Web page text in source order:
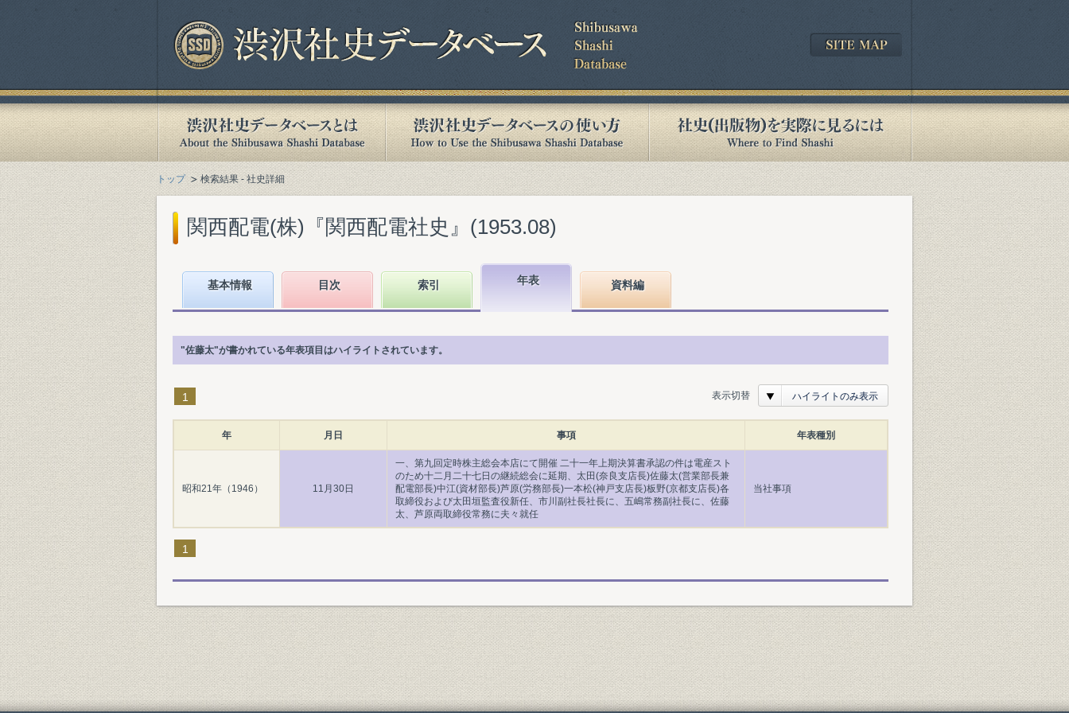
トップ 検索結果 - 社史詳細
関西配電(株)『関西配電社史』(1953.08)
基本情報 目次 索引 年表 資料編
"佐藤太"が書かれている年表項目はハイライトされています。
1 表示切替 ハイライトのみ表示
年 月日 事項 年表種別
昭和21年（1946） 11月30日
一、第九回定時株主総会本店にて開催 二十一年上期決算書承認の件は電産スト
のため十二月二十七日の継続総会に延期、太田(奈良支店長)佐藤太(営業部長兼
配電部長)中江(資材部長)芦原(労務部長)一本松(神戸支店長)板野(京都支店長)各
取締役および太田垣監査役新任、市川副社長社長に、五嶋常務副社長に、佐藤
太、芦原両取締役常務に夫々就任
当社事項
1